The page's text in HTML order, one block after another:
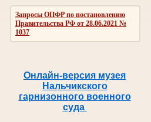
Запросы ОПФР по постановлению
Правительства РФ от 28.06.2021 №
1037
Онлайн-версия музея
Нальчикского
гарнизонного военного
суда